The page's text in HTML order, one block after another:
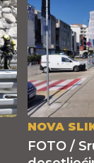
NOVA
FOTO /